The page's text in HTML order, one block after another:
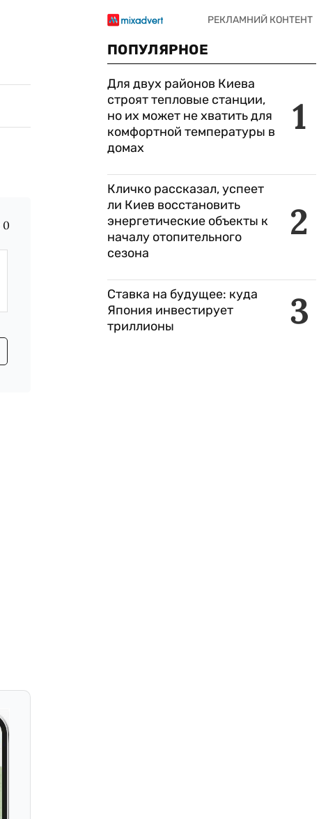
0
ПОПУЛЯРНОЕ
1
Для двух районов Киева
строят тепловые станции,
но их может не хватить для
комфортной температуры в
домах
2
Кличко рассказал, успеет
ли Киев восстановить
энергетические объекты к
началу отопительного
сезона
3
Ставка на будущее: куда
Япония инвестирует
триллионы